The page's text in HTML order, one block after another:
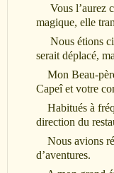
Vous l’aurez
magique, elle
Nous étions
serait déplacé,
Mon Beau-
Capeî et votre
Habitués à
direction du
Nous avions
d’aventures.